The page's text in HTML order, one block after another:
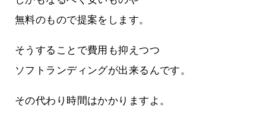
無料のもので提案をします。
そうすることで費用も抑えつつ
ソフトランディングが出来るんです。
その代わり時間はかかりますよ。